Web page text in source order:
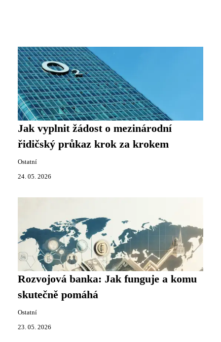
Jak vyplnit žádost o mezinárodní
řidičský průkaz krok za krokem
Ostatní
24. 05. 2026
Rozvojová banka: Jak funguje a komu
skutečně pomáhá
Ostatní
23. 05. 2026